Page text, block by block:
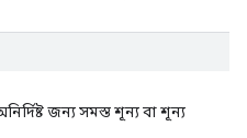
জন্য সমস্ত শূন্য বা শূন্য